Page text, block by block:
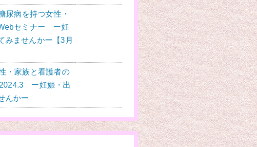
病を持つ女性・
セミナー ー妊
みませんかー【3月
・家族と看護者の
ー妊娠・出
んかー